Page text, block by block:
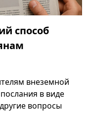
способ
внеземной
в виде
вопросы